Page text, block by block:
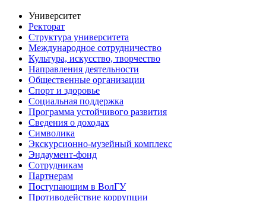
Университет
Ректорат
Структура университета
Международное сотрудничество
Культура, искусство, творчество
Направления деятельности
Общественные организации
Спорт и здоровье
Социальная поддержка
Программа устойчивого развития
Сведения о доходах
Символика
Экскурсионно-музейный комплекс
Эндаумент-фонд
Сотрудникам
Партнерам
Поступающим в ВолГУ
Противодействие коррупции